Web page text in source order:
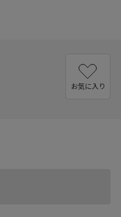
お気に入り